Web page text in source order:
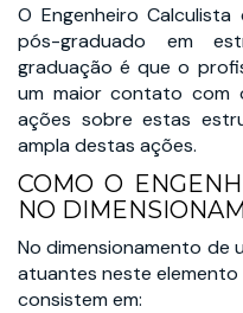
O Engenheiro
pós-graduado em
graduação é que o
um maior contato
ações sobre estas
ampla destas ações.
COMO O
NO
No dimensionamento de
atuantes neste elemento
consistem em: